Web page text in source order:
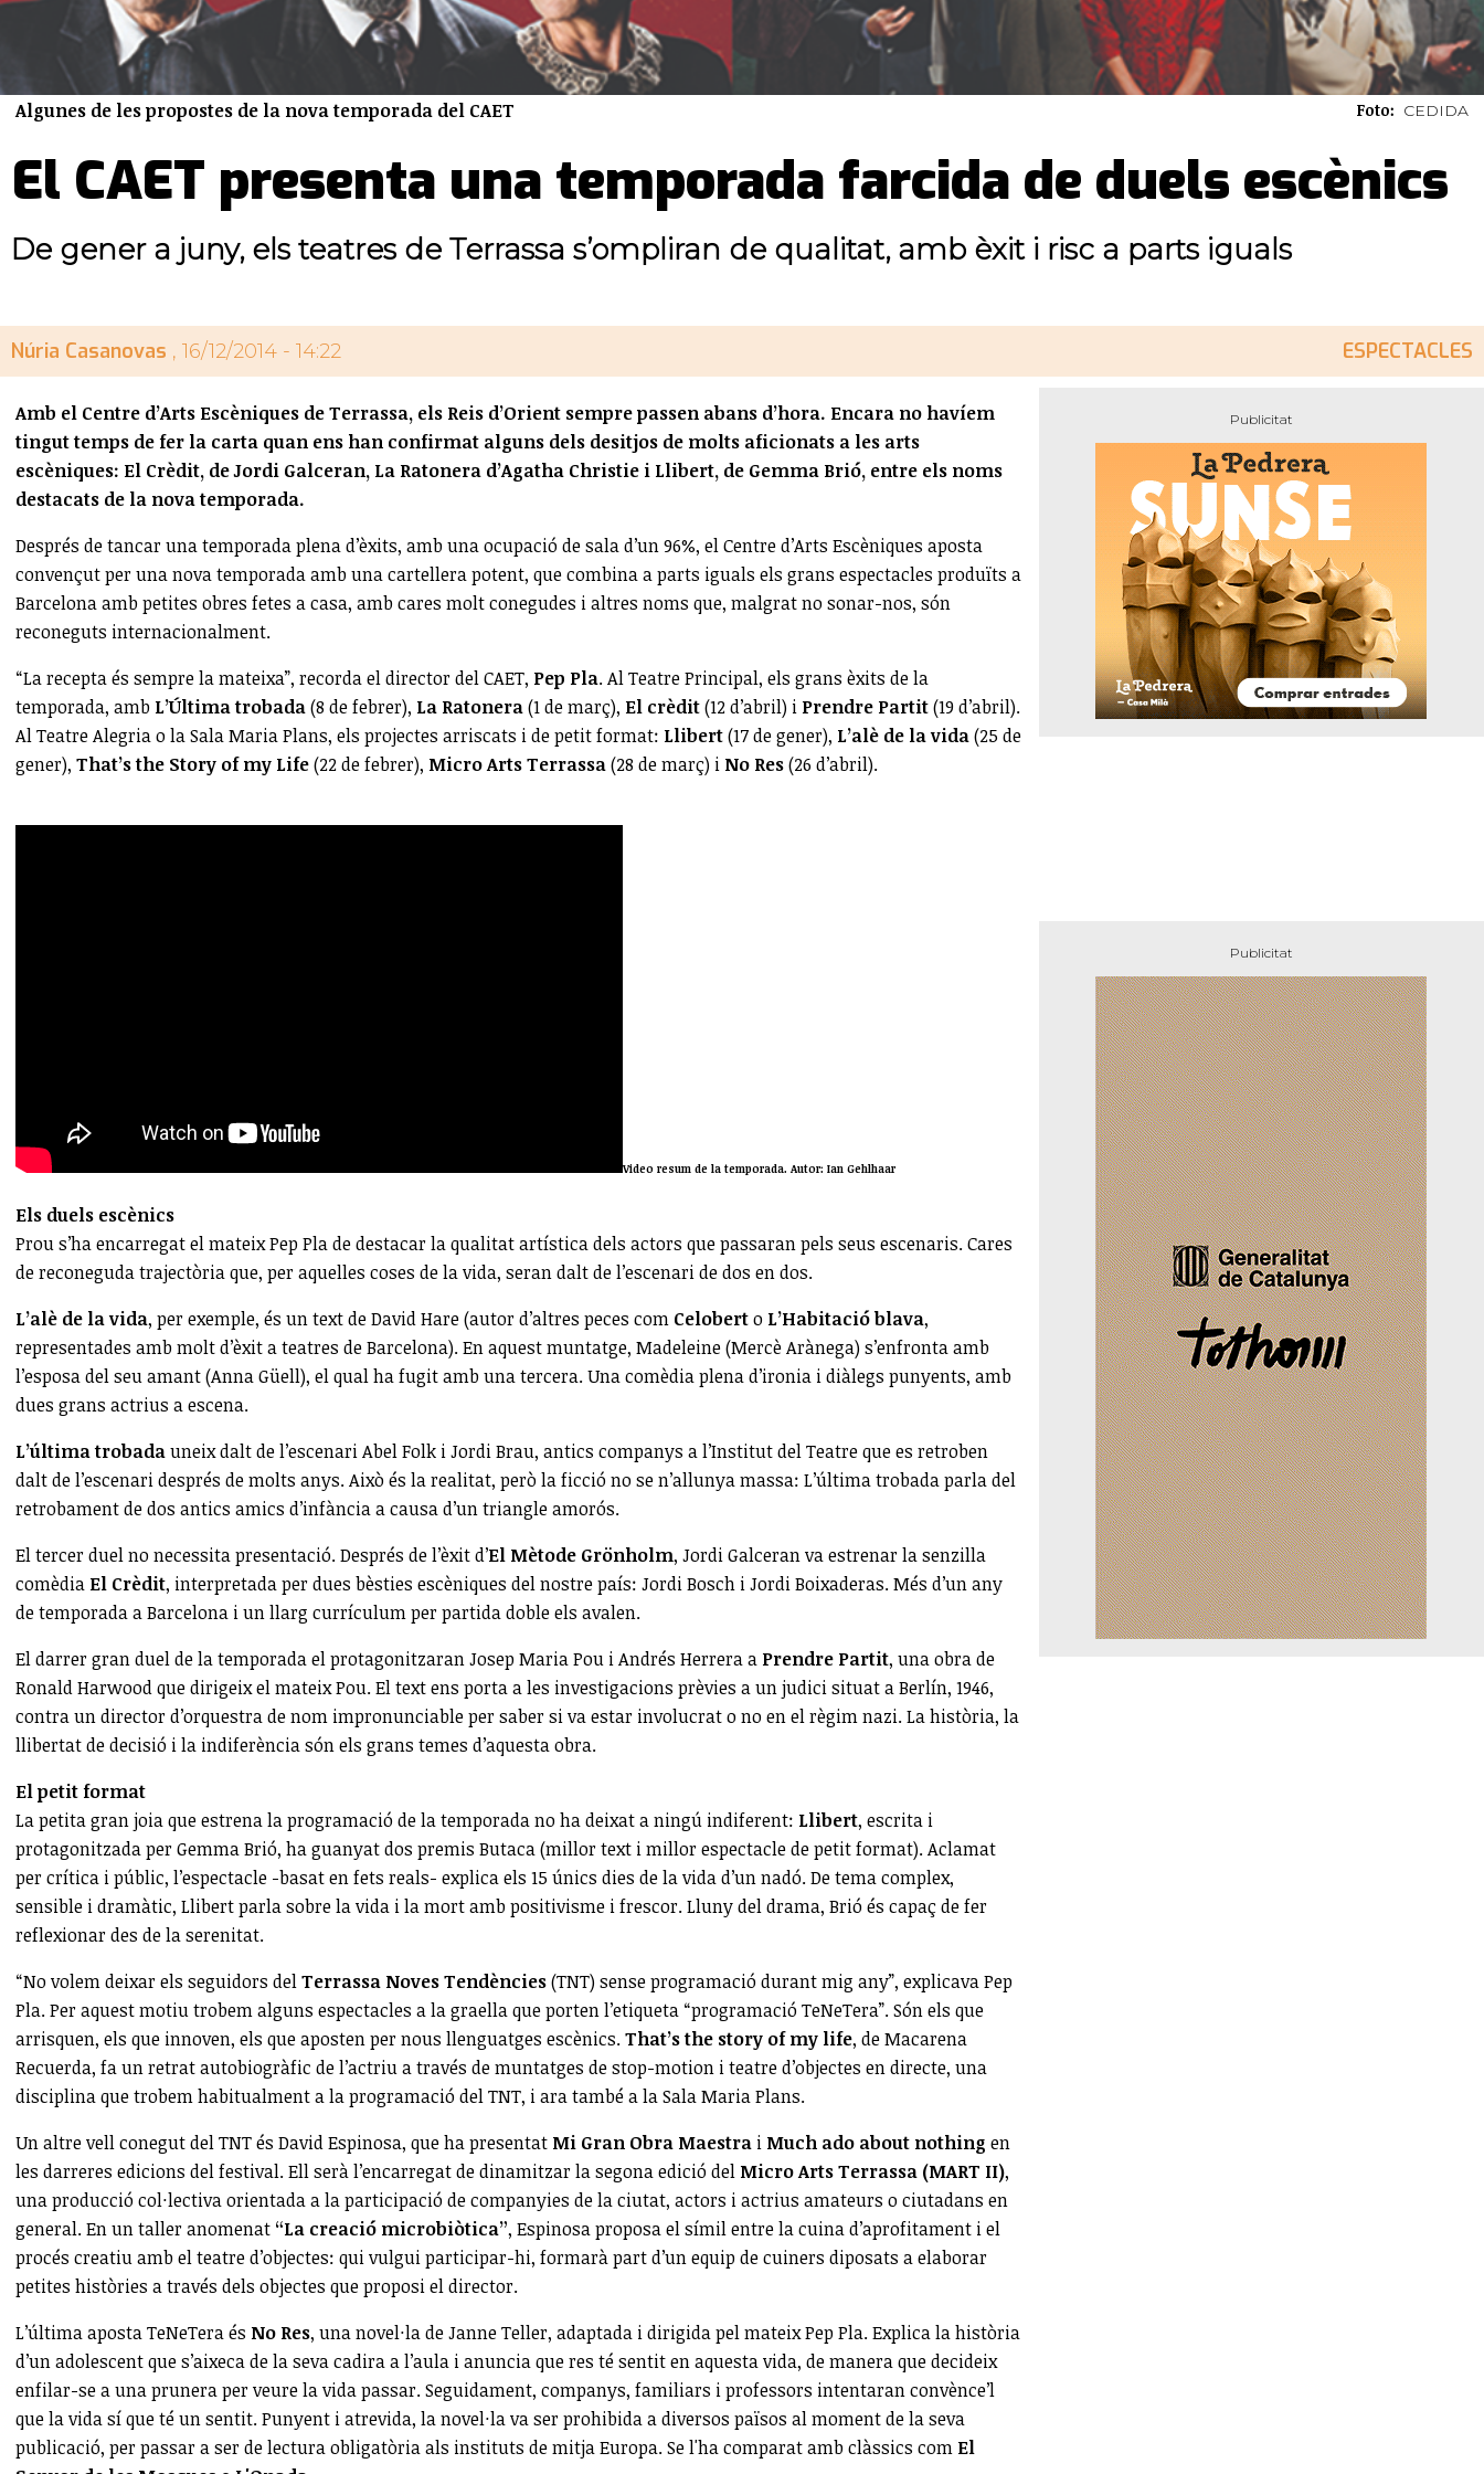
Foto: CEDIDA
Algunes de les propostes de la nova temporada del CAET
El CAET presenta una temporada farcida de duels escènics
De gener a juny, els teatres de Terrassa s’ompliran de qualitat, amb èxit i risc a parts iguals
Núria Casanovas , 16/12/2014 - 14:22 ESPECTACLES
Amb el Centre d’Arts Escèniques de Terrassa, els Reis d’Orient sempre passen abans d’hora. Encara no havíem
tingut temps de fer la carta quan ens han confirmat alguns dels desitjos de molts aficionats a les arts
escèniques: El Crèdit, de Jordi Galceran, La Ratonera d’Agatha Christie i Llibert, de Gemma Brió, entre els noms
destacats de la nova temporada.
Després de tancar una temporada plena d’èxits, amb una ocupació de sala d’un 96%, el Centre d’Arts Escèniques aposta
convençut per una nova temporada amb una cartellera potent, que combina a parts iguals els grans espectacles produïts a
Barcelona amb petites obres fetes a casa, amb cares molt conegudes i altres noms que, malgrat no sonar-nos, són
reconeguts internacionalment.
“La recepta és sempre la mateixa”, recorda el director del CAET, Pep Pla. Al Teatre Principal, els grans èxits de la
temporada, amb L’Última trobada(8 de febrer), La Ratonera(1 de març), El crèdit(12 d’abril) i Prendre Partit(19 d’abril).
Al Teatre Alegria o la Sala Maria Plans, els projectes arriscats i de petit format: Llibert(17 de gener), L’alè de la vida(25 de
gener), That’s the Story of my Life(22 de febrer), Micro Arts Terrassa(28 de març) i No Res(26 d’abril).
Video resum de la temporada. Autor: Ian Gehlhaar
Els duels escènics
Prou s’ha encarregat el mateix Pep Pla de destacar la qualitat artística dels actors que passaran pels seus escenaris. Cares
de reconeguda trajectòria que, per aquelles coses de la vida, seran dalt de l’escenari de dos en dos.
L’alè de la vida, per exemple, és un text de David Hare (autor d’altres peces com Celoberto L’Habitació blava,
representades amb molt d’èxit a teatres de Barcelona). En aquest muntatge, Madeleine (Mercè Arànega) s’enfronta amb
l’esposa del seu amant (Anna Güell), el qual ha fugit amb una tercera. Una comèdia plena d’ironia i diàlegs punyents, amb
dues grans actrius a escena.
L’última trobadauneix dalt de l’escenari Abel Folk i Jordi Brau, antics companys a l’Institut del Teatre que es retroben
dalt de l’escenari després de molts anys. Això és la realitat, però la ficció no se n’allunya massa: L’última trobada parla del
retrobament de dos antics amics d’infància a causa d’un triangle amorós.
El tercer duel no necessita presentació. Després de l’èxit d’El Mètode Grönholm, Jordi Galceran va estrenar la senzilla
comèdia El Crèdit, interpretada per dues bèsties escèniques del nostre país: Jordi Bosch i Jordi Boixaderas. Més d’un any
de temporada a Barcelona i un llarg currículum per partida doble els avalen.
El darrer gran duel de la temporada el protagonitzaran Josep Maria Pou i Andrés Herrera a Prendre Partit, una obra de
Ronald Harwood que dirigeix el mateix Pou. El text ens porta a les investigacions prèvies a un judici situat a Berlín, 1946,
contra un director d’orquestra de nom impronunciable per saber si va estar involucrat o no en el règim nazi. La història, la
llibertat de decisió i la indiferència són els grans temes d’aquesta obra.
El petit format
La petita gran joia que estrena la programació de la temporada no ha deixat a ningú indiferent: Llibert, escrita i
protagonitzada per Gemma Brió, ha guanyat dos premis Butaca (millor text i millor espectacle de petit format). Aclamat
per crítica i públic, l’espectacle -basat en fets reals- explica els 15 únics dies de la vida d’un nadó. De tema complex,
sensible i dramàtic, Llibert parla sobre la vida i la mort amb positivisme i frescor. Lluny del drama, Brió és capaç de fer
reflexionar des de la serenitat.
“No volem deixar els seguidors delTerrassa Noves Tendències(TNT) sense programació durant mig any”, explicava Pep
Pla. Per aquest motiu trobem alguns espectacles a la graella que porten l’etiqueta “programació TeNeTera”. Són els que
arrisquen, els que innoven, els que aposten per nous llenguatges escènics.That’s the story of my life, de Macarena
Recuerda, fa un retrat autobiogràfic de l’actriu a través de muntatges de stop-motion i teatre d’objectes en directe, una
disciplina que trobem habitualment a la programació del TNT, i ara també a la Sala Maria Plans.
Un altre vell conegut del TNT és David Espinosa, que ha presentat Mi Gran Obra Maestra i Much ado about nothing en
les darreres edicions del festival. Ell serà l’encarregat de dinamitzar la segona edició del Micro Arts Terrassa (MART II),
una producció col·lectiva orientada a la participació de companyies de la ciutat, actors i actrius amateurs o ciutadans en
general. En un taller anomenat “La creació microbiòtica”, Espinosa proposa el símil entre la cuina d’aprofitament i el
procés creatiu amb el teatre d’objectes: qui vulgui participar-hi, formarà part d’un equip de cuiners diposats a elaborar
petites històries a través dels objectes que proposi el director.
L’última aposta TeNeTera és No Res, una novel·la de Janne Teller, adaptada i dirigida pel mateix Pep Pla. Explica la història
d’un adolescent que s’aixeca de la seva cadira a l’aula i anuncia que res té sentit en aquesta vida, de manera que decideix
enfilar-se a una prunera per veure la vida passar. Seguidament, companys, familiars i professors intentaran convènce’l
que la vida sí que té un sentit. Punyent i atrevida, la novel·la va ser prohibida a diversos països al moment de la seva
publicació, per passar a ser de lectura obligatòria als instituts de mitja Europa. Se l'ha comparat amb clàssics com El